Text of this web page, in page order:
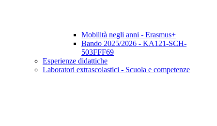
Mobilità negli anni - Erasmus+
Bando 2025/2026 - KA121-SCH-
503FFF69
Esperienze didattiche
Laboratori extrascolastici - Scuola e competenze